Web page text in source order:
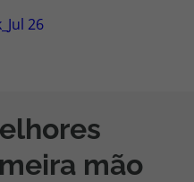
mão